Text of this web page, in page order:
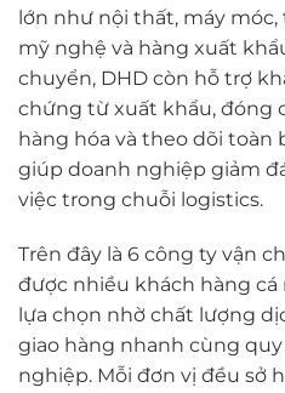
lớn như nội thất, máy
mỹ nghệ và hàng xuất
chuyển, DHD còn hỗ trợ
chứng từ xuất khẩu, đóng
hàng hóa và theo dõi toàn
giúp doanh nghiệp giảm
việc trong chuỗi logistics.
Trên đây là 6 công ty vận
được nhiều khách hàng
lựa chọn nhờ chất lượng
giao hàng nhanh cùng
nghiệp. Mỗi đơn vị đều sở